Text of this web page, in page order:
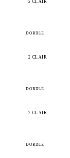
2 CLÁIR
DORDLE
2 CLÁIR
DORDLE
2 CLÁIR
DORDLE